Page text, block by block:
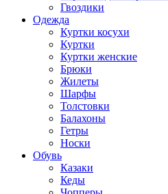
Гвоздики
Одежда
Куртки косухи
Куртки
Куртки женские
Брюки
Жилеты
Шарфы
Толстовки
Балахоны
Гетры
Носки
Обувь
Казаки
Кеды